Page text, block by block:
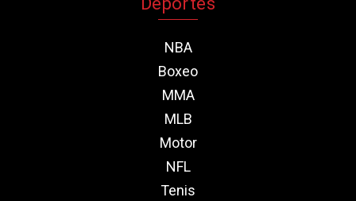
NBA
Boxeo
MMA
MLB
Motor
NFL
Tenis